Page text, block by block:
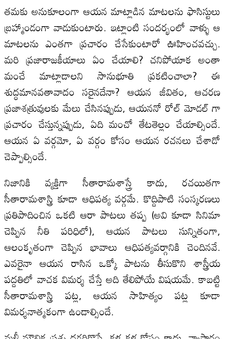
తమకు అనుకూలంగా ఆయన మాట్లాడిన మాటలను ఫాసిస్టులు
బ్ర‌హ్మాండంగా వాడుకుంటారు. ఇట్లాంటి సందర్భంలో వాళ్ళు ఆ
మాట‌ల‌ను ఎంతగా ప్రచారం చేసేకుంటారో ఊహించవచ్చు.
మ‌రి ప్రజారాజకీయాలు ఏం చేయాలి? చ‌నిపోయాక అంతా
మంచే మాట్లాడాల‌ని సానుభూతి ప్ర‌క‌టించాలా? ఈ
శుద్ధ‌మాన‌వ‌తావాదం స‌రైన‌దేనా? ఆయ‌న జీవితం, ఆచ‌ర‌ణ
ప్ర‌జాశ‌త్రువుల‌కు మేలు చేసిన‌ప్పుడు, ఆయ‌న‌నో రోల్‌ మోడ‌ల్ గా
ప్ర‌చారం చేస్తున్న‌ప్పుడు, ఏది మంచో తేట‌తెల్లం చేయాల్సిందే.
ఆయన ఏ వర్గమో, ఏ వర్గం కోసం ఆయన ర‌చ‌న‌లు చేశాడో
చెప్పాల్సిందే.
నిజానికి వ్యక్తిగా సీతారామశాస్త్రే కాదు, రచయితగా
సీతారామశాస్త్రి కూడా ఆధిపత్య వర్గమే. కొద్దిపాటి సంస్కరణలు
ప్రతిపాదించిన ఒకటి ఆరా పాటలు తప్ప (అవి కూడా సినిమా
చెప్పిన నీతి పరిధిలో), ఆయన పాటలు సున్నితంగా,
ఆలంకృతంగా చెప్పిన భావాలు ఆధిపత్యవర్గానికి చెందినవే.
ఎవరైనా ఆయన రాసిన ఒక్కో పాటను తీసుకొని శాస్త్రీయ
పద్దతిలో వాచక విమర్శ చేస్తే అది తేలిపోయే విషయమే. కాబట్టి
సీతారామశాస్త్రి పట్ల, ఆయన సాహిత్యం పట్ల కూడా
విమర్శనాత్మకంగా ఉండాల్సిందే.